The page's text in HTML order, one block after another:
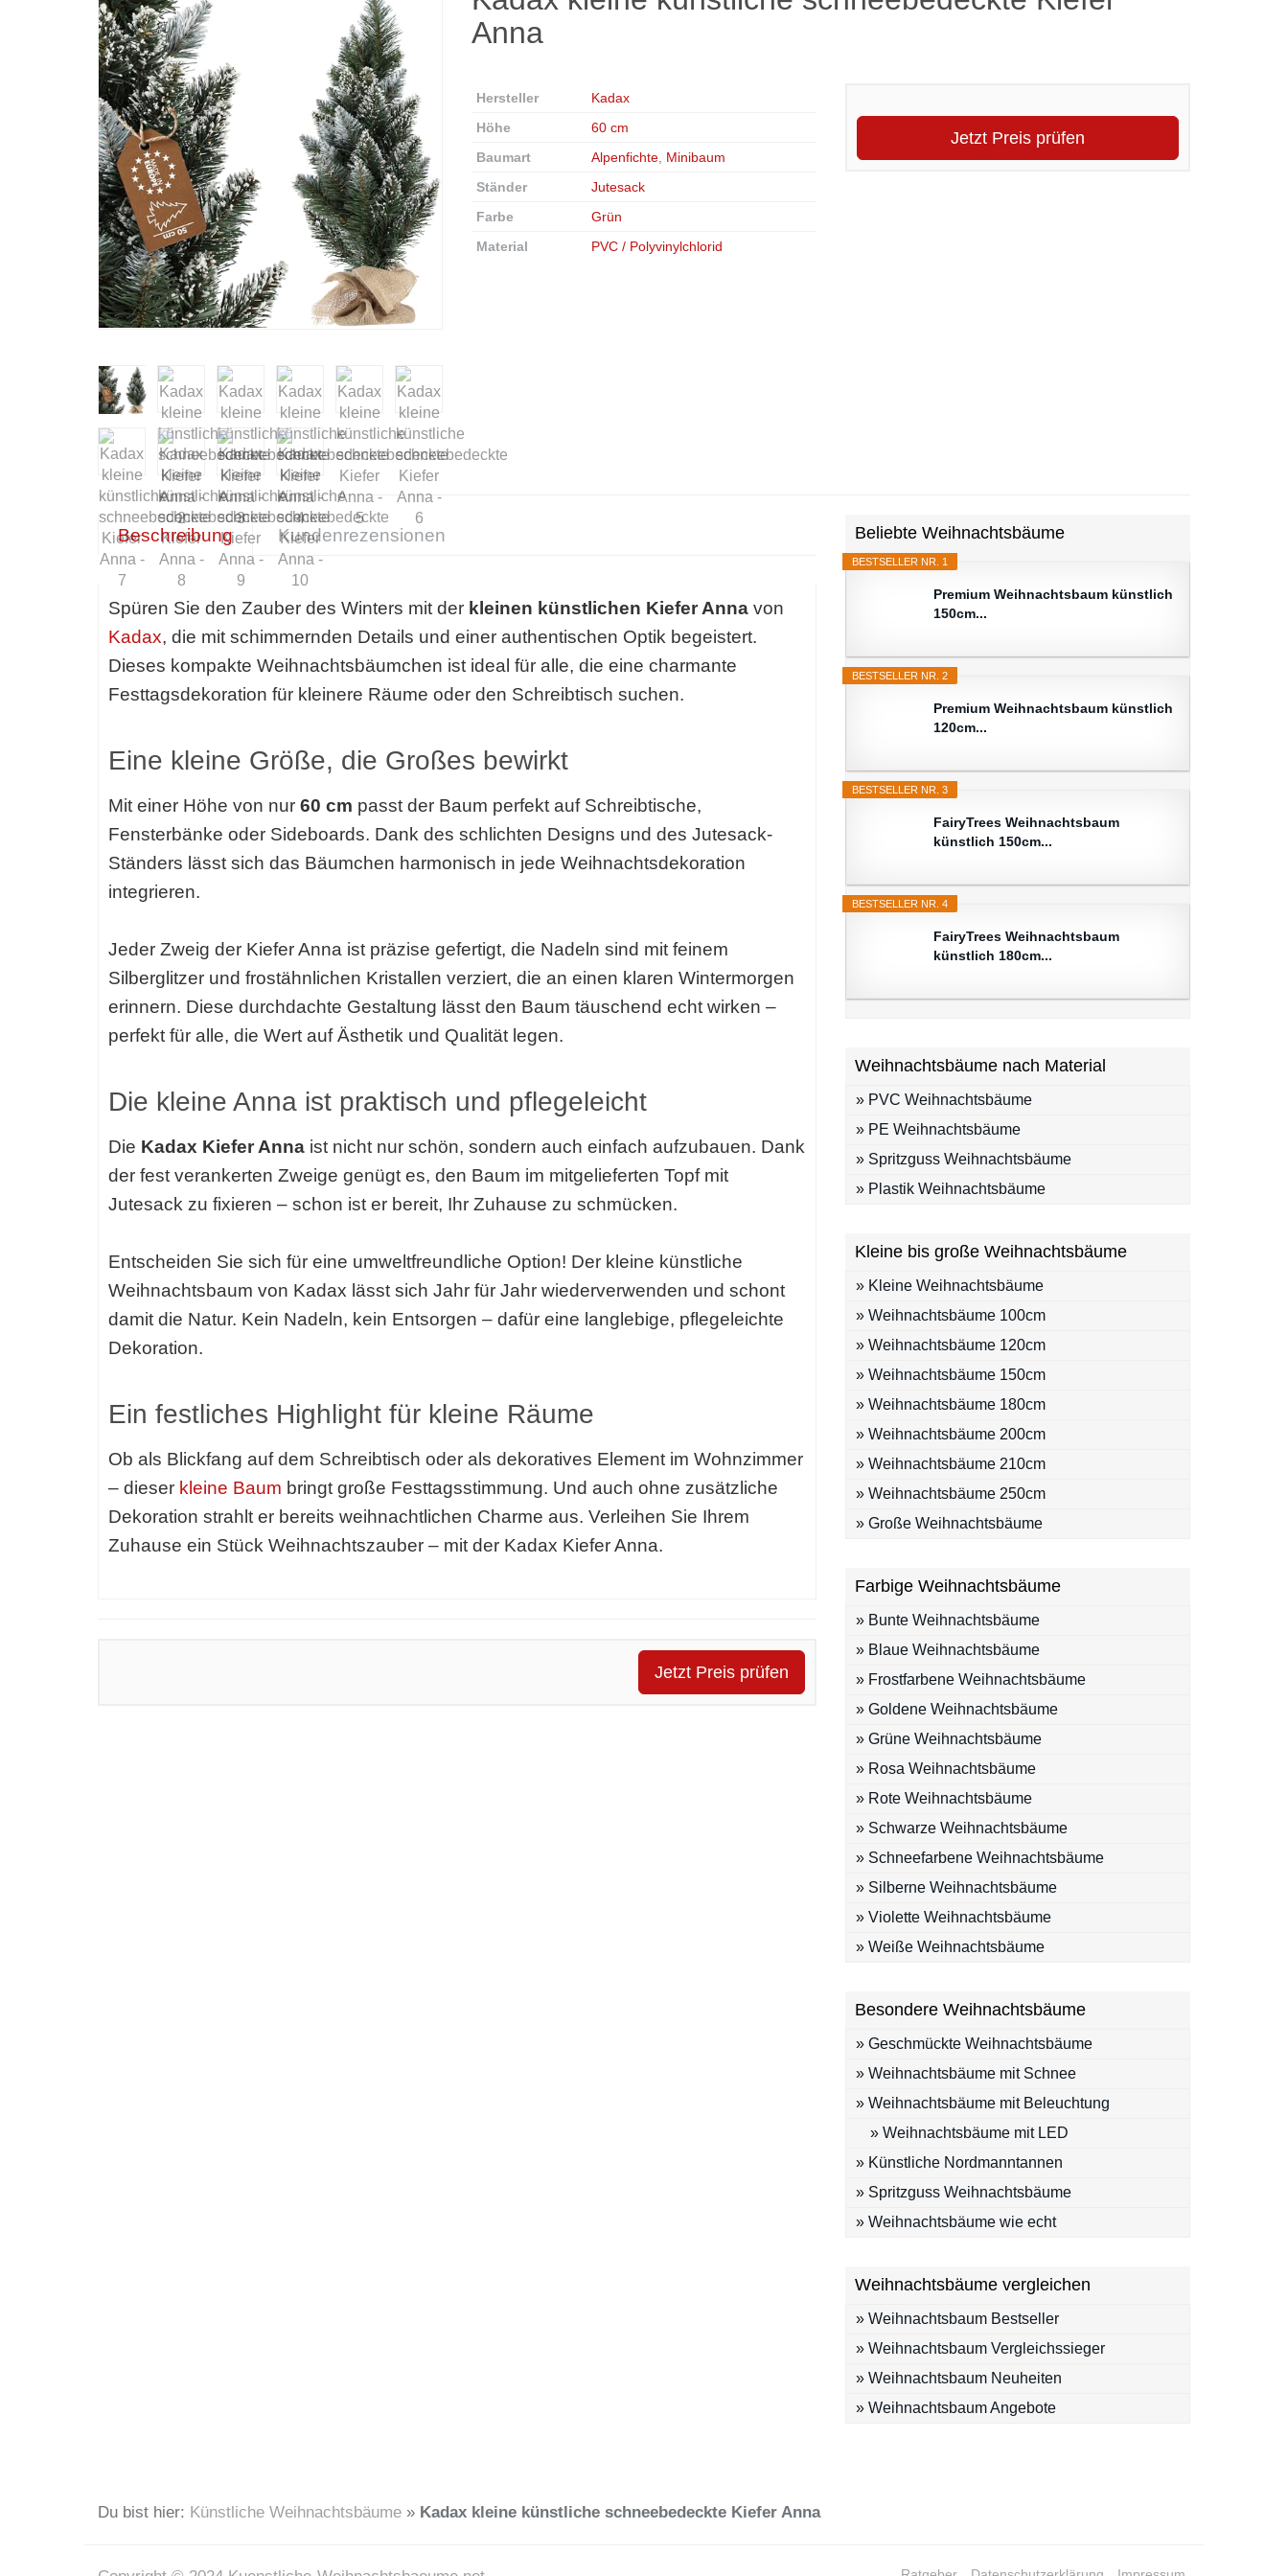
Anna
Jetzt Preis prüfen
Hersteller
Kadax
Höhe
60 cm
Baumart
Alpenfichte Minibaum
Ständer
Jutesack
Farbe
Grün
Material
PVC / Polyvinylchlorid
Beschreibung Kundenrezensionen
Spüren Sie den Zauber des Winters mit der kleinen künstlichen Kiefer Anna von
Kadax, die mit schimmernden Details und einer authentischen Optik begeistert.
Dieses kompakte Weihnachtsbäumchen ist ideal für alle, die eine charmante
Festtagsdekoration für kleinere Räume oder den Schreibtisch suchen.
Eine kleine Größe, die Großes bewirkt
Mit einer Höhe von nur 60 cm passt der Baum perfekt auf Schreibtische,
Fensterbänke oder Sideboards. Dank des schlichten Designs und des Jutesack-
Ständers lässt sich das Bäumchen harmonisch in jede Weihnachtsdekoration
integrieren.
Jeder Zweig der Kiefer Anna ist präzise gefertigt, die Nadeln sind mit feinem
Silberglitzer und frostähnlichen Kristallen verziert, die an einen klaren Wintermorgen
erinnern. Diese durchdachte Gestaltung lässt den Baum täuschend echt wirken –
perfekt für alle, die Wert auf Ästhetik und Qualität legen.
Die kleine Anna ist praktisch und pflegeleicht
Die Kadax Kiefer Anna ist nicht nur schön, sondern auch einfach aufzubauen. Dank
der fest verankerten Zweige genügt es, den Baum im mitgelieferten Topf mit
Jutesack zu fixieren – schon ist er bereit, Ihr Zuhause zu schmücken.
Entscheiden Sie sich für eine umweltfreundliche Option! Der kleine künstliche
Weihnachtsbaum von Kadax lässt sich Jahr für Jahr wiederverwenden und schont
damit die Natur. Kein Nadeln, kein Entsorgen – dafür eine langlebige, pflegeleichte
Dekoration.
Ein festliches Highlight für kleine Räume
Ob als Blickfang auf dem Schreibtisch oder als dekoratives Element im Wohnzimmer
– dieser kleine Baum bringt große Festtagsstimmung. Und auch ohne zusätzliche
Dekoration strahlt er bereits weihnachtlichen Charme aus. Verleihen Sie Ihrem
Zuhause ein Stück Weihnachtszauber – mit der Kadax Kiefer Anna.
Jetzt Preis prüfen
Beliebte Weihnachtsbäume
BESTSELLER NR. 1
Premium Weihnachtsbaum künstlich
150cm...
BESTSELLER NR. 2
Premium Weihnachtsbaum künstlich
120cm...
BESTSELLER NR. 3
FairyTrees Weihnachtsbaum
künstlich 150cm...
BESTSELLER NR. 4
FairyTrees Weihnachtsbaum
künstlich 180cm...
Weihnachtsbäume nach Material
» PVC Weihnachtsbäume
» PE Weihnachtsbäume
» Spritzguss Weihnachtsbäume
» Plastik Weihnachtsbäume
Kleine bis große Weihnachtsbäume
» Kleine Weihnachtsbäume
» Weihnachtsbäume 100cm
» Weihnachtsbäume 120cm
» Weihnachtsbäume 150cm
» Weihnachtsbäume 180cm
» Weihnachtsbäume 200cm
» Weihnachtsbäume 210cm
» Weihnachtsbäume 250cm
» Große Weihnachtsbäume
Farbige Weihnachtsbäume
» Bunte Weihnachtsbäume
» Blaue Weihnachtsbäume
» Frostfarbene Weihnachtsbäume
» Goldene Weihnachtsbäume
» Grüne Weihnachtsbäume
» Rosa Weihnachtsbäume
» Rote Weihnachtsbäume
» Schwarze Weihnachtsbäume
» Schneefarbene Weihnachtsbäume
» Silberne Weihnachtsbäume
» Violette Weihnachtsbäume
» Weiße Weihnachtsbäume
Besondere Weihnachtsbäume
» Geschmückte Weihnachtsbäume
» Weihnachtsbäume mit Schnee
» Weihnachtsbäume mit Beleuchtung
» Weihnachtsbäume mit LED
» Künstliche Nordmanntannen
» Spritzguss Weihnachtsbäume
» Weihnachtsbäume wie echt
Weihnachtsbäume vergleichen
» Weihnachtsbaum Bestseller
» Weihnachtsbaum Vergleichssieger
» Weihnachtsbaum Neuheiten
» Weihnachtsbaum Angebote
Du bist hier: Künstliche Weihnachtsbäume » Kadax kleine künstliche schneebedeckte Kiefer Anna